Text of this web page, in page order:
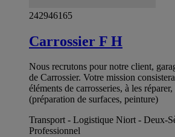
242946165
Carrossier F H
Nous recrutons pour notre client,
de Carrossier. Votre mission
éléments de carrosseries, à les
(préparation de surfaces, peinture)
Transport - Logistique Niort - Deux-
Professionnel